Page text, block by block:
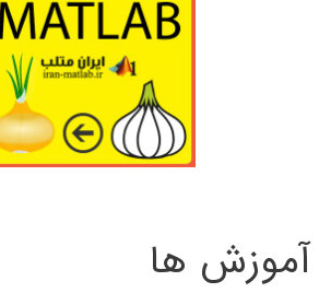
آموزش ها